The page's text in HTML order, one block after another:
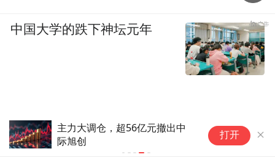
主力大调仓，超56亿元撤出中
际旭创
打开
中国大学的跌下神坛元年